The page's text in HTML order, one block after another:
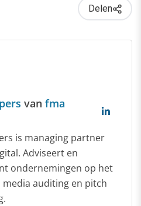
Delen
van fma
is managing partner
Adviseert en
ondernemingen op het
media auditing en pitch